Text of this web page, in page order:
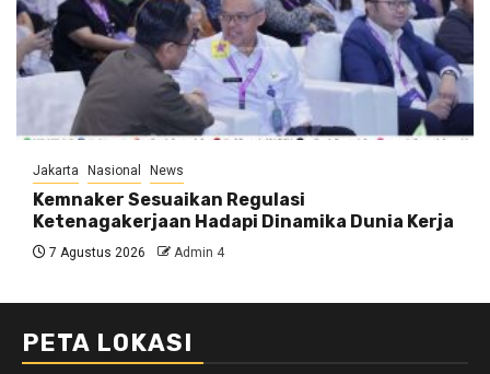
Jakarta Nasional News
Kemnaker Sesuaikan Regulasi
Ketenagakerjaan Hadapi Dinamika Dunia Kerja
7 Agustus 2026 Admin 4
PETA LOKASI